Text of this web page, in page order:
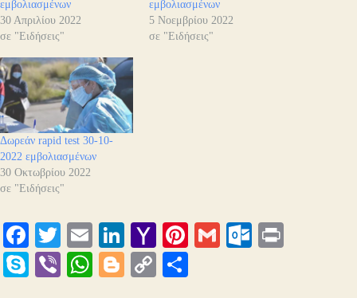
εμβολιασμένων
30 Απριλίου 2022
σε "Ειδήσεις"
εμβολιασμένων
5 Νοεμβρίου 2022
σε "Ειδήσεις"
Δωρεάν rapid test 30-10-
2022 εμβολιασμένων
30 Οκτωβρίου 2022
σε "Ειδήσεις"
Fa
ce
bo
T
wi
tte
E
m
ail
Li
nk
ed
Y
ah
oo
Pi
G
O
S
Vi
W
Bl
C